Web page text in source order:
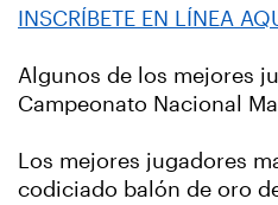
INSCRÍBETE EN LÍNEA
Algunos de los mejores
Campeonato Nacional
Los mejores jugadores
codiciado balón de oro